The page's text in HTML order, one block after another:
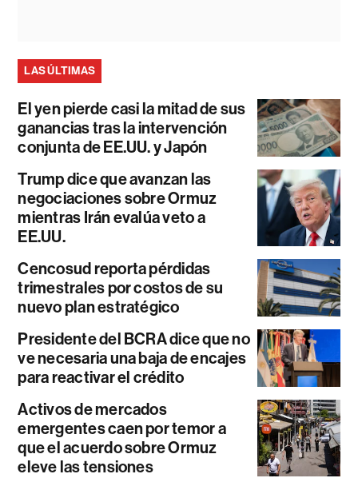
LAS ÚLTIMAS
El yen pierde casi la mitad de sus
ganancias tras la intervención
conjunta de EE.UU. y Japón
Trump dice que avanzan las
negociaciones sobre Ormuz
mientras Irán evalúa veto a
EE.UU.
Cencosud reporta pérdidas
trimestrales por costos de su
nuevo plan estratégico
Presidente del BCRA dice que no
ve necesaria una baja de encajes
para reactivar el crédito
Activos de mercados
emergentes caen por temor a
que el acuerdo sobre Ormuz
eleve las tensiones